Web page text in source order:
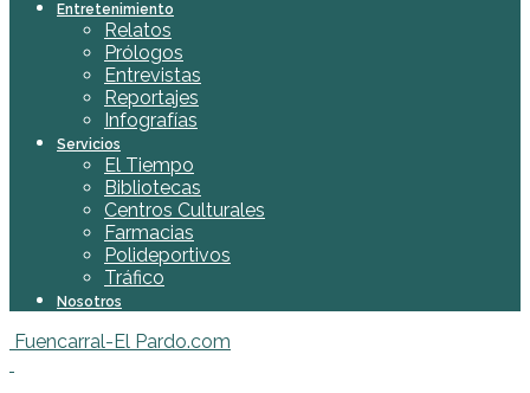
Entretenimiento
Relatos
Prólogos
Entrevistas
Reportajes
Infografías
Servicios
El Tiempo
Bibliotecas
Centros Culturales
Farmacias
Polideportivos
Tráfico
Nosotros
Fuencarral-El Pardo.com